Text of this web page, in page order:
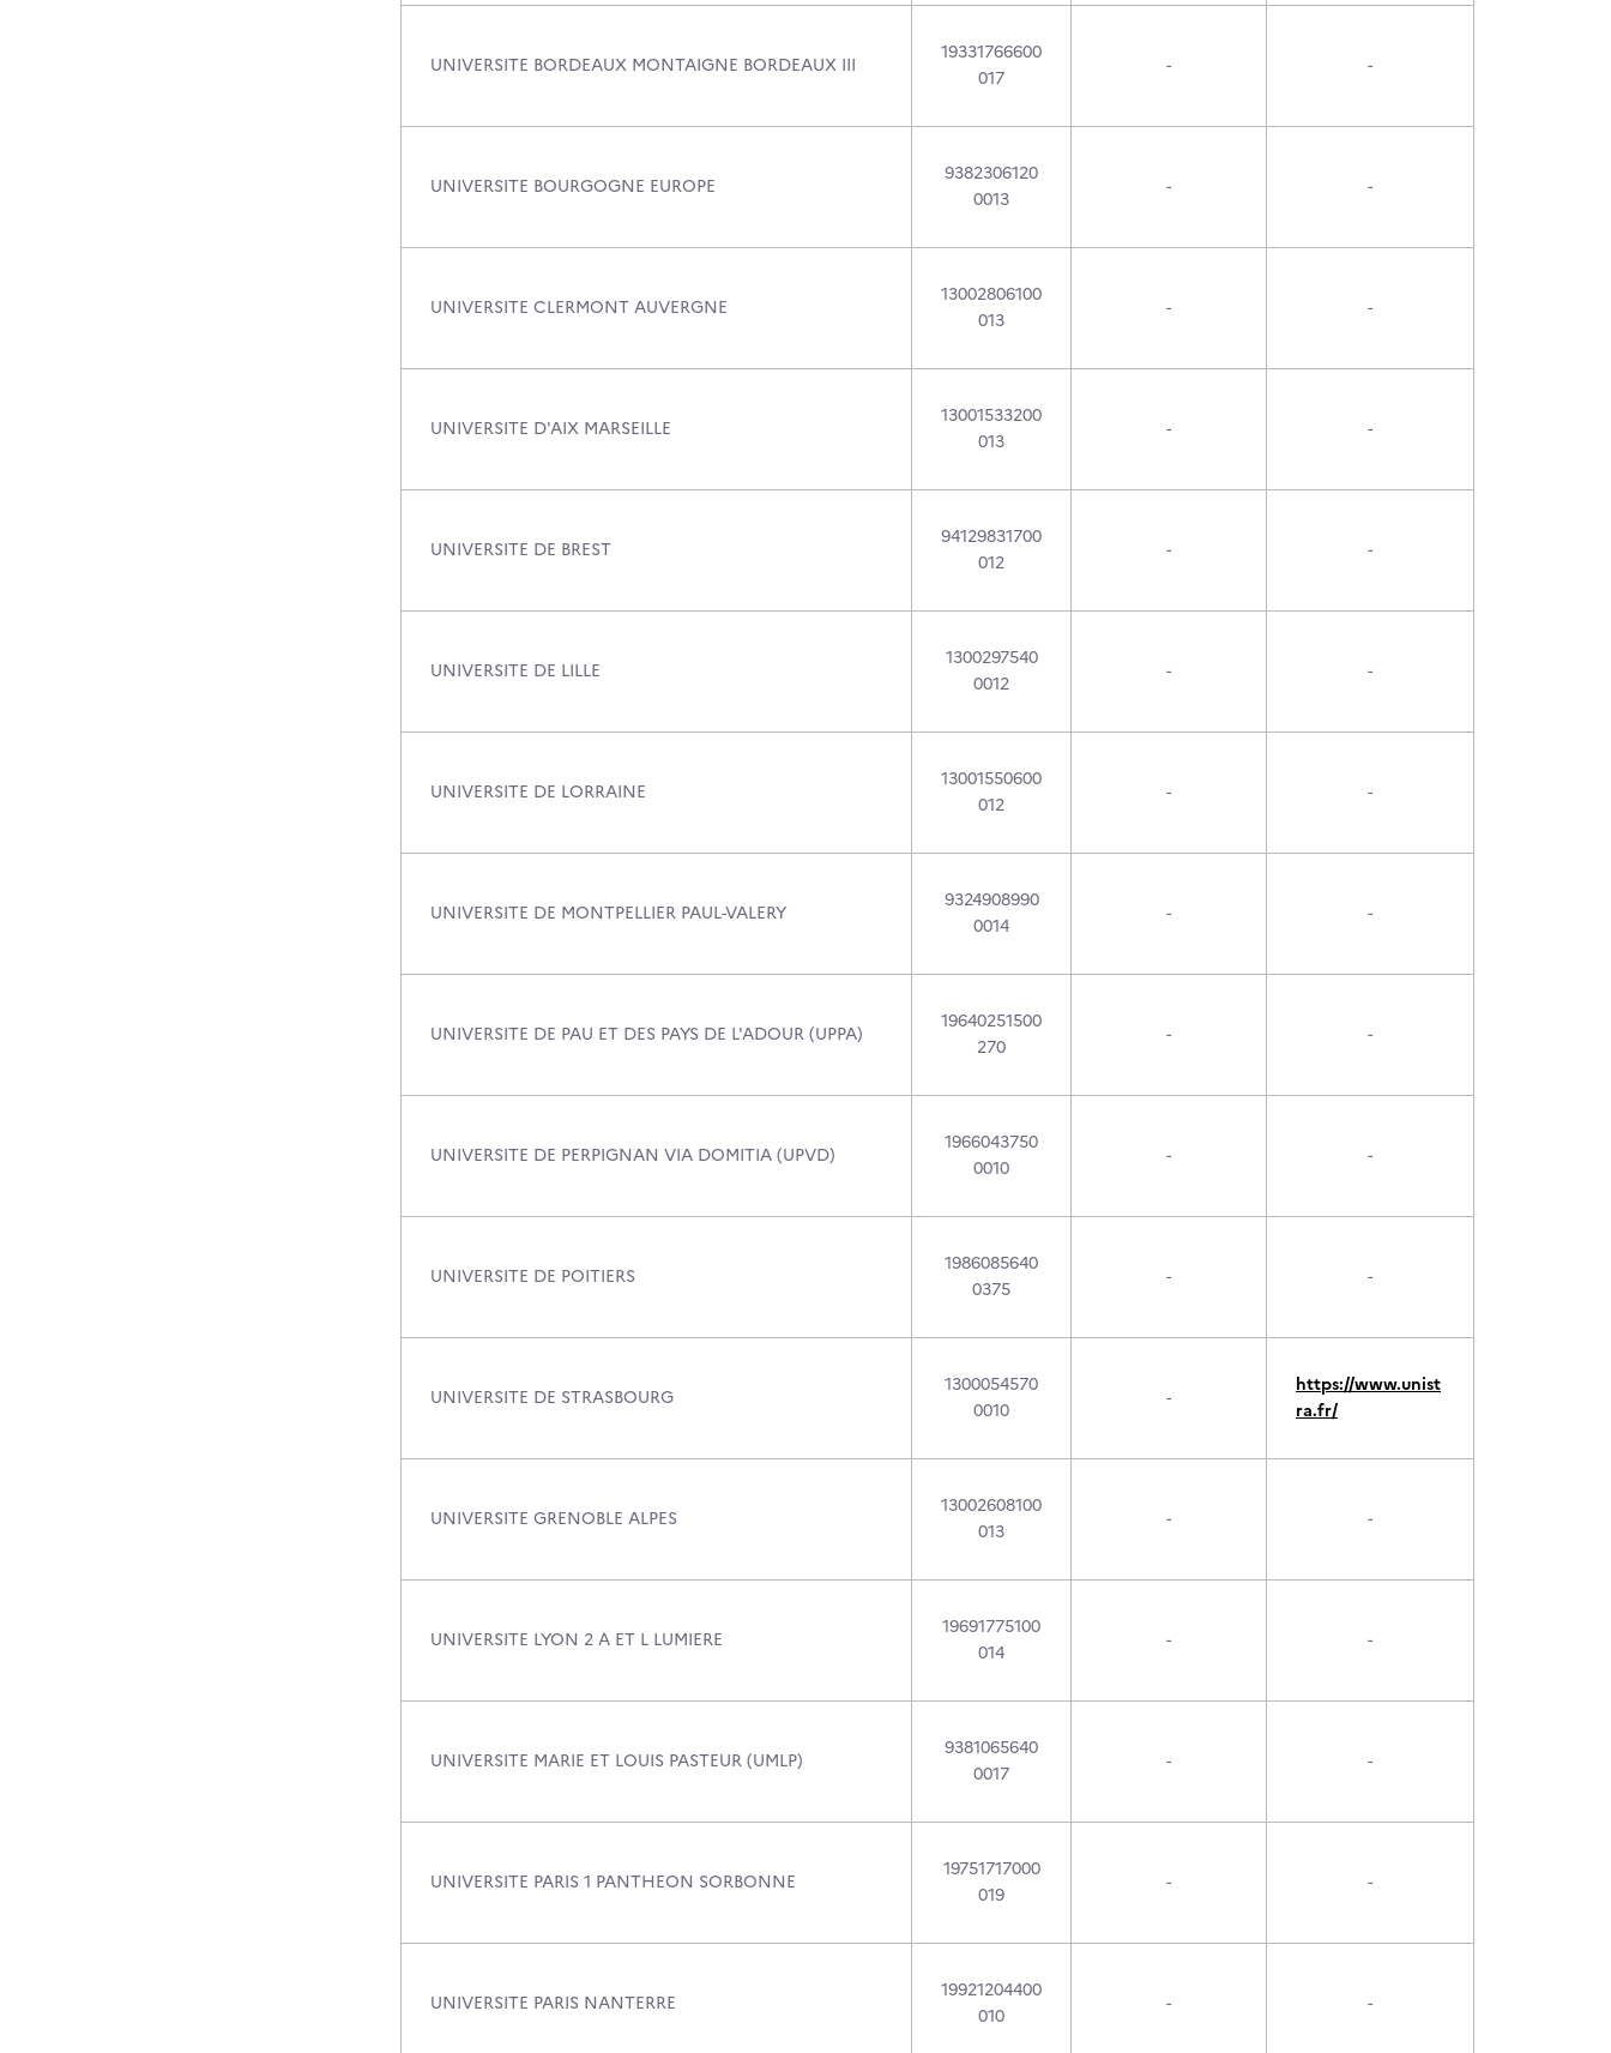
UNIVERSITE BORDEAUX MONTAIGNE BORDEAUX III
19331766600
017
- -
UNIVERSITE BOURGOGNE EUROPE
9382306120
0013
- -
UNIVERSITE CLERMONT AUVERGNE
13002806100
013
- -
UNIVERSITE D'AIX MARSEILLE
13001533200
013
- -
UNIVERSITE DE BREST
94129831700
012
- -
UNIVERSITE DE LILLE
1300297540
0012
- -
UNIVERSITE DE LORRAINE
13001550600
012
- -
UNIVERSITE DE MONTPELLIER PAUL-VALERY
9324908990
0014
- -
UNIVERSITE DE PAU ET DES PAYS DE L'ADOUR (UPPA)
19640251500
270
- -
UNIVERSITE DE PERPIGNAN VIA DOMITIA (UPVD)
1966043750
0010
- -
UNIVERSITE DE POITIERS
1986085640
0375
- -
UNIVERSITE DE STRASBOURG
1300054570
0010
-
https://www.unist
ra.fr/
UNIVERSITE GRENOBLE ALPES
13002608100
013
- -
UNIVERSITE LYON 2 A ET L LUMIERE
19691775100
014
- -
UNIVERSITE MARIE ET LOUIS PASTEUR (UMLP)
9381065640
0017
- -
UNIVERSITE PARIS 1 PANTHEON SORBONNE
19751717000
019
- -
UNIVERSITE PARIS NANTERRE
19921204400
010
- -